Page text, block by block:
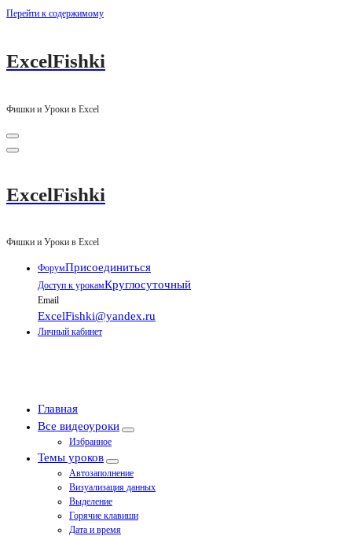
Перейти к содержимому
ExcelFishki
Фишки и Уроки в Excel
ExcelFishki
Фишки и Уроки в Excel
ФорумПрисоединиться
Доступ к урокамКруглосуточный
Email
ExcelFishki@yandex.ru
Личный кабинет
Главная
Все видеоуроки
Избранное
Темы уроков
Автозаполнение
Визуализация данных
Выделение
Горячие клавиши
Дата и время